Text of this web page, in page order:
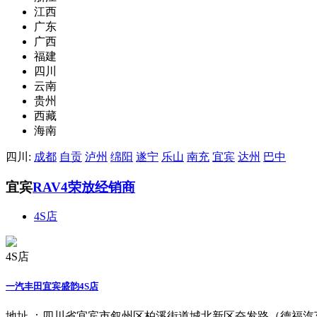
江西
广东
广西
福建
四川
云南
贵州
西藏
海南
四川: 成都 自贡 泸州 绵阳 遂宁 乐山 南充 宜宾 达州 巴中
宜宾RAV4荣放经销商
4S店
4S店
一汽丰田宜宾盛韵4S店